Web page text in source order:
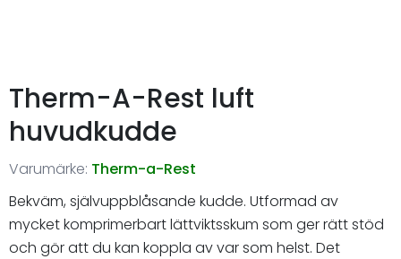
Therm-A-Rest luft
huvudkudde
Varumärke: Therm-a-Rest
Bekväm, självuppblåsande kudde. Utformad av
mycket komprimerbart lättviktsskum som ger rätt stöd
och gör att du kan koppla av var som helst. Det